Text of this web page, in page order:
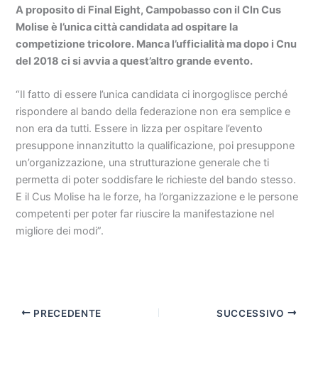
A proposito di Final Eight, Campobasso con il Cln Cus
Molise è l’unica città candidata ad ospitare la
competizione tricolore. Manca l’ufficialità ma dopo i Cnu
del 2018 ci si avvia a quest’altro grande evento.
“Il fatto di essere l’unica candidata ci inorgoglisce perché
rispondere al bando della federazione non era semplice e
non era da tutti. Essere in lizza per ospitare l’evento
presuppone innanzitutto la qualificazione, poi presuppone
un’organizzazione, una strutturazione generale che ti
permetta di poter soddisfare le richieste del bando stesso.
E il Cus Molise ha le forze, ha l’organizzazione e le persone
competenti per poter far riuscire la manifestazione nel
migliore dei modi”.
PRECEDENTE SUCCESSIVO